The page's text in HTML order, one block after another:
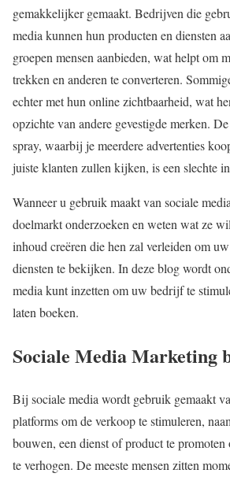
gemakkelijker gemaakt. Bedrijven die
media kunnen hun producten en diensten
groepen mensen aanbieden, wat helpt om
trekken en anderen te converteren.
echter met hun online zichtbaarheid, wat
opzichte van andere gevestigde merken.
spray, waarbij je meerdere advertenties
juiste klanten zullen kijken, is een slechte
Wanneer u gebruik maakt van sociale
doelmarkt onderzoeken en weten wat ze
inhoud creëren die hen zal verleiden om
diensten te bekijken. In deze blog wordt
media kunt inzetten om uw bedrijf te
laten boeken.
Sociale Media Marketing
Bij sociale media wordt gebruik gemaakt
platforms om de verkoop te stimuleren,
bouwen, een dienst of product te
te verhogen. De meeste mensen zitten